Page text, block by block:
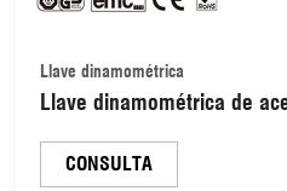
Llave dinamométrica
Llave dinamométrica de
(48160058C)
CONSULTA